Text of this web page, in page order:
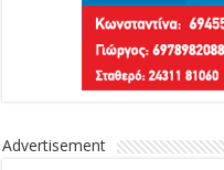
Advertisement